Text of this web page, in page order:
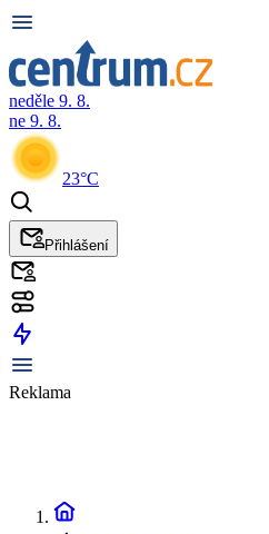
neděle 9. 8.
ne 9. 8.
23°C
Přihlášení
Reklama